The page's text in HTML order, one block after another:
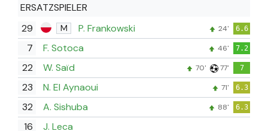
ERSATZSPIELER
29
M P. Frankowski 24' 6.6
7 F. Sotoca 46' 7.2
22 W. Saïd 70' 77' 7
23 N. El Aynaoui 71' 6.3
32 A. Sishuba 88' 6.3
16
J. Leca